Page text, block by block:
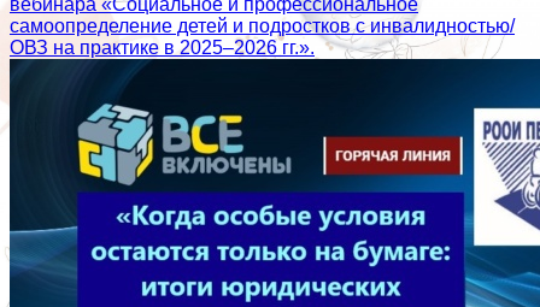
самоопределение детей и подростков с инвалидностью/
ОВЗ на практике в 2025–2026 гг.».